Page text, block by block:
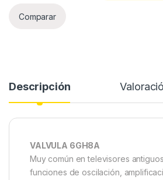
Comparar
Descripción
VALVULA 6GH8A
Muy común en televisores
funciones de oscilación,